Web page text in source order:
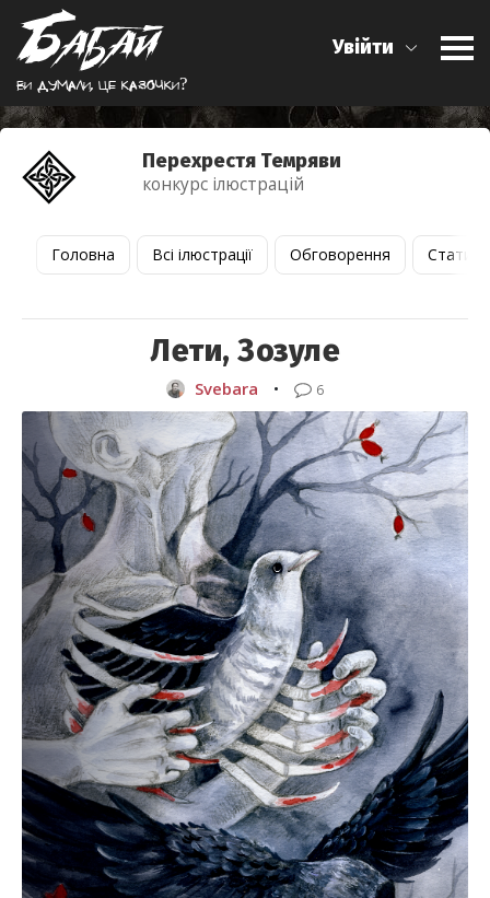
Ви думали, це казочки?
Увійти
Перехрестя Темряви
конкурс ілюстрацій
Головна Всі ілюстрації Обговорення
Лети, Зозуле
Svebara • 6